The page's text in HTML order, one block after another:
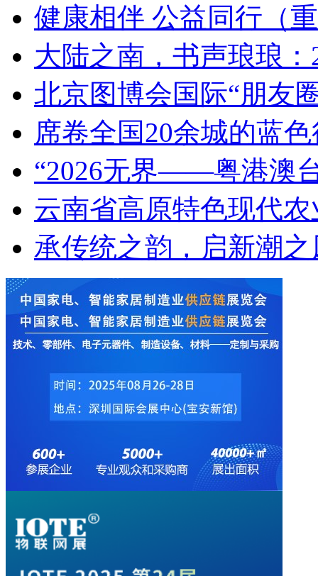
健康相伴 公益同行（
大陆之南，书声琅琅：
北京图博会国际“朋友
席卷全国20余城的蓝
“2026无界——粤港澳
云南省高原特色现代
承传统之韵，启新潮